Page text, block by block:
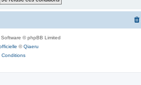
© phpBB Limited
©Qiaeru
Conditions